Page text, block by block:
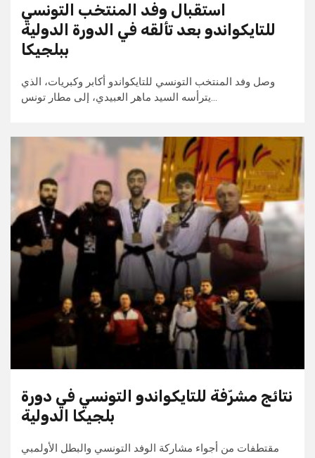
استقبال وفد المنتخب التونسي
للتايكواندو بعد تألقه في الدورة الدولية
ببلجيكا
وصل وفد المنتخب التونسي للتايكواندو أكابر وكبريات، الذي
يترأسه السيد ماهر العبيدي، إلى مطار تونس…
نتائج مشرّفة للتايكواندو التونسي في دورة
بلجيكا الدولية
مقتطفات من أجواء مشاركة الوفد التونسي والبطل الأولمبي